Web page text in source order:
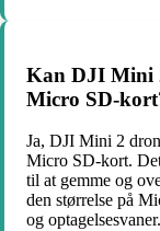
Kan DJI Mini
Micro SD-
Ja, DJI Mini 2
Micro SD-kort.
til at gemme og
den størrelse på
og optagelsesvaner.